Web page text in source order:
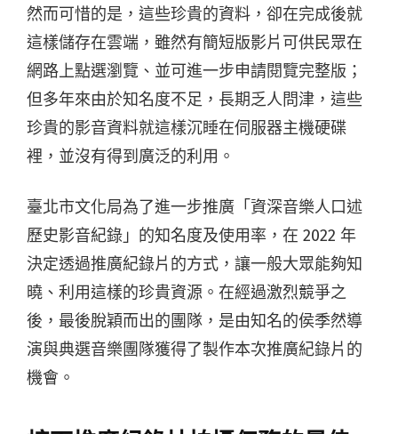
然而可惜的是，這些珍貴的資料，卻在完成後就
這樣儲存在雲端，雖然有簡短版影片可供民眾在
網路上點選瀏覽、並可進一步申請閱覽完整版；
但多年來由於知名度不足，長期乏人問津，這些
珍貴的影音資料就這樣沉睡在伺服器主機硬碟
裡，並沒有得到廣泛的利用。
臺北市文化局為了進一步推廣「資深音樂人口述
歷史影音紀錄」的知名度及使用率，在 2022 年
決定透過推廣紀錄片的方式，讓一般大眾能夠知
曉、利用這樣的珍貴資源。在經過激烈競爭之
後，最後脫穎而出的團隊，是由知名的侯季然導
演與典選音樂團隊獲得了製作本次推廣紀錄片的
機會。